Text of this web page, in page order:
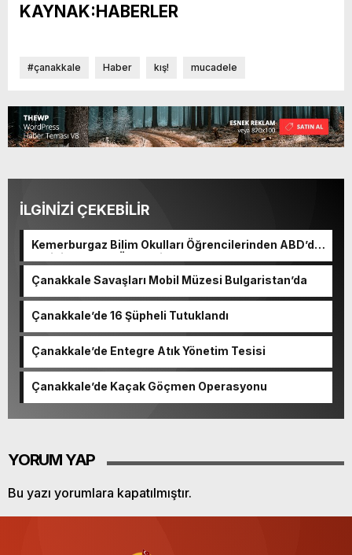
KAYNAK:HABERLER
#çanakkale Haber kış! mucadele
İLGİNİZİ ÇEKEBİLİR
Kemerburgaz Bilim Okulları Öğrencilerinden ABD’de
Tarihi Başarı: 6 Öğrenci 14 Madalya Kazandı
Çanakkale Savaşları Mobil Müzesi Bulgaristan’da
Çanakkale’de 16 Şüpheli Tutuklandı
Çanakkale’de Entegre Atık Yönetim Tesisi
Çanakkale’de Kaçak Göçmen Operasyonu
YORUM YAP
Bu yazı yorumlara kapatılmıştır.